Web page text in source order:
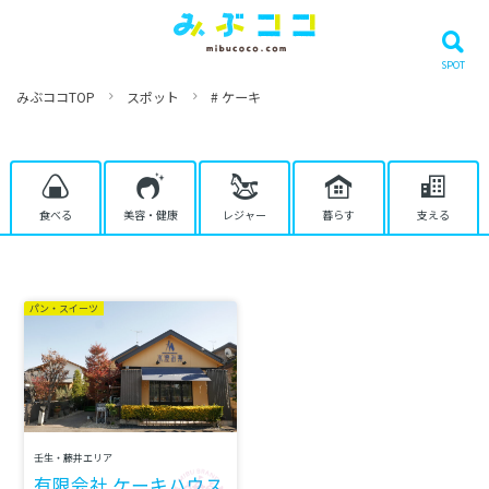
みぶココTOP スポット # ケーキ
食べる 美容・健康 レジャー 暮らす 支える
パン・スイーツ
壬生・藤井エリア